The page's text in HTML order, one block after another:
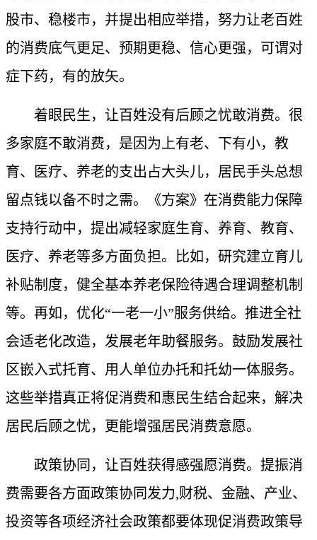
股市、稳楼市，并提出相应举措，努力让老百姓
的消费底气更足、预期更稳、信心更强，可谓对
症下药，有的放矢。
着眼民生，让百姓没有后顾之忧敢消费。很
多家庭不敢消费，是因为上有老、下有小，教
育、医疗、养老的支出占大头儿，居民手头总想
留点钱以备不时之需。《方案》在消费能力保障
支持行动中，提出减轻家庭生育、养育、教育、
医疗、养老等多方面负担。比如，研究建立育儿
补贴制度，健全基本养老保险待遇合理调整机制
等。再如，优化“一老一小”服务供给。推进全社
会适老化改造，发展老年助餐服务。鼓励发展社
区嵌入式托育、用人单位办托和托幼一体服务。
这些举措真正将促消费和惠民生结合起来，解决
居民后顾之忧，更能增强居民消费意愿。
政策协同，让百姓获得感强愿消费。提振消
费需要各方面政策协同发力,财税、金融、产业、
投资等各项经济社会政策都要体现促消费政策导